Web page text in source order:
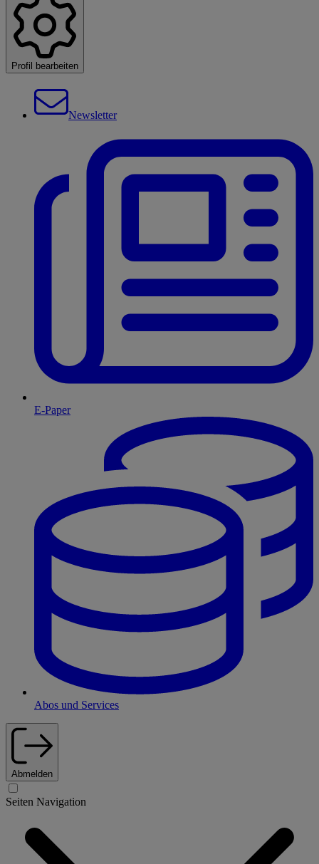
Profil bearbeiten
Newsletter
E-Paper
Abos und Services
Abmelden
Seiten Navigation